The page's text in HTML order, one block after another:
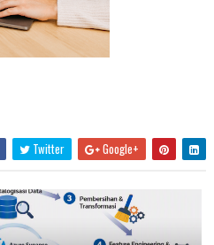
Twitter Google+